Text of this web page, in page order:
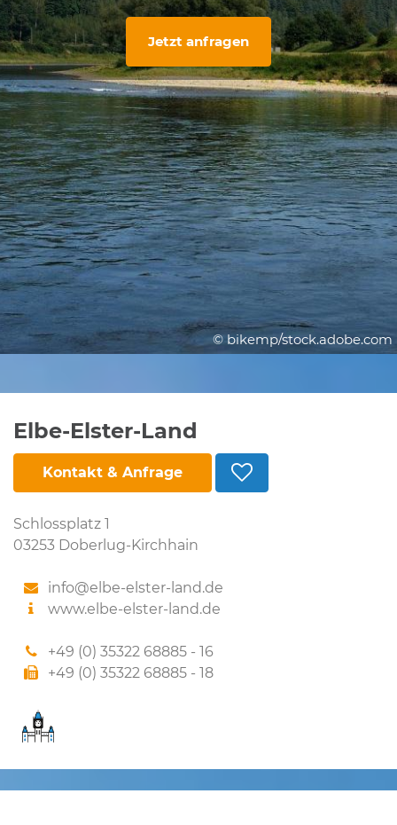
Jetzt anfragen
© bikemp/stock.adobe.com
Elbe-Elster-Land
Kontakt & Anfrage
Schlossplatz 1
03253 Doberlug-Kirchhain
info@elbe-elster-land.de
www.elbe-elster-land.de
+49 (0) 35322 68885 - 16
+49 (0) 35322 68885 - 18